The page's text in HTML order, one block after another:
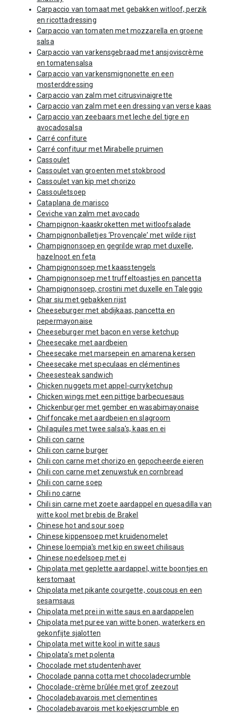
Carpaccio van tomaat met gebakken witloof, perzik
en ricottadressing
Carpaccio van tomaten met mozzarella en groene
salsa
Carpaccio van varkensgebraad met ansjoviscrème
en tomatensalsa
Carpaccio van varkensmignonette en een
mosterddressing
Carpaccio van zalm met citrusvinaigrette
Carpaccio van zalm met een dressing van verse kaas
Carpaccio van zeebaars met leche del tigre en
avocadosalsa
Carré confiture
Carré confituur met Mirabelle pruimen
Cassoulet
Cassoulet van groenten met stokbrood
Cassoulet van kip met chorizo
Cassouletsoep
Cataplana de marisco
Ceviche van zalm met avocado
Champignon-kaaskroketten met witloofsalade
Champignonballetjes ‘Provençale’ met wilde rijst
Champignonsoep en gegrilde wrap met duxelle,
hazelnoot en feta
Champignonsoep met kaasstengels
Champignonsoep met truffeltoastjes en pancetta
Champignonsoep, crostini met duxelle en Taleggio
Char siu met gebakken rijst
Cheeseburger met abdijkaas, pancetta en
pepermayonaise
Cheeseburger met bacon en verse ketchup
Cheesecake met aardbeien
Cheesecake met marsepein en amarena kersen
Cheesecake met speculaas en clémentines
Cheesesteak sandwich
Chicken nuggets met appel-curryketchup
Chicken wings met een pittige barbecuesaus
Chickenburger met gember en wasabimayonaise
Chiffoncake met aardbeien en slagroom
Chilaquiles met twee salsa's, kaas en ei
Chili con carne
Chili con carne burger
Chili con carne met chorizo en gepocheerde eieren
Chili con carne met zenuwstuk en cornbread
Chili con carne soep
Chili no carne
Chili sin carne met zoete aardappel en quesadilla van
witte kool met brebis de Brakel
Chinese hot and sour soep
Chinese kippensoep met kruidenomelet
Chinese loempia's met kip en sweet chilisaus
Chinese noedelsoep met ei
Chipolata met geplette aardappel, witte boontjes en
kerstomaat
Chipolata met pikante courgette, couscous en een
sesamsaus
Chipolata met prei in witte saus en aardappelen
Chipolata met puree van witte bonen, waterkers en
gekonfijte sjalotten
Chipolata met witte kool in witte saus
Chipolata's met polenta
Chocolade met studentenhaver
Chocolade panna cotta met chocoladecrumble
Chocolade-crème brûlée met grof zeezout
Chocoladebavarois met clementines
Chocoladebavarois met koekjescrumble en